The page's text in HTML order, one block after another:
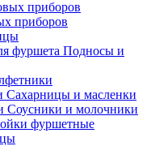
приборов
Подносы и
Сахарницы и масленки
Соусники и молочники
фуршетные